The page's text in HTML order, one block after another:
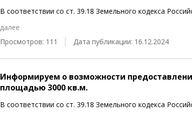
В соответствии со ст. 39.18 Земельного кодекса
далее
Просмотров: 111
Дата публикации: 16.12.2024
Информируем о возможности
площадью 3000 кв.м.
В соответствии со ст. 39.18 Земельного кодекса